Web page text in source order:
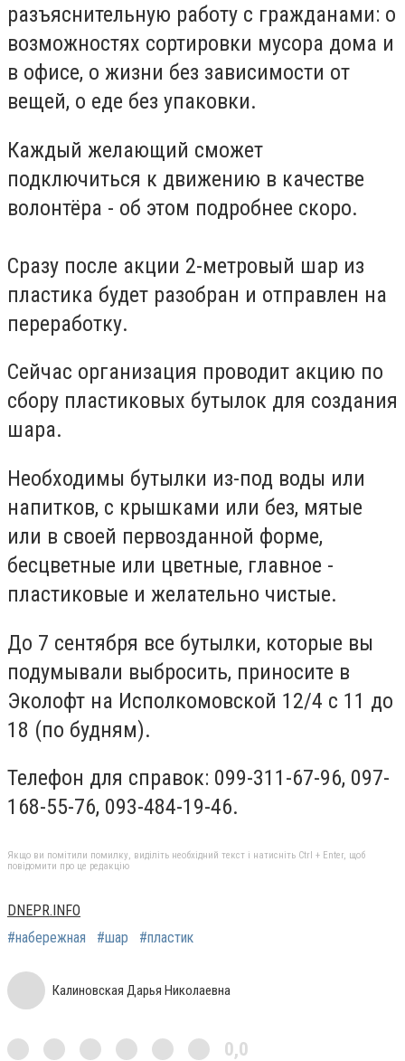
разъяснительную работу с гражданами: о
возможностях сортировки мусора дома и
в офисе, о жизни без зависимости от
вещей, о еде без упаковки.
Каждый желающий сможет
подключиться к движению в качестве
волонтёра - об этом подробнее скоро.
Сразу после акции 2-метровый шар из
пластика будет разобран и отправлен на
переработку.
Сейчас организация проводит акцию по
сбору пластиковых бутылок для создания
шара.
Необходимы бутылки из-под воды или
напитков, с крышками или без, мятые
или в своей первозданной форме,
бесцветные или цветные, главное -
пластиковые и желательно чистые.
До 7 сентября все бутылки, которые вы
подумывали выбросить, приносите в
Эколофт на Исполкомовской 12/4 с 11 до
18 (по будням).
Телефон для справок: 099-311-67-96, 097-
168-55-76, 093-484-19-46.
Якщо ви помітили помилку, виділіть необхідний текст і натисніть Ctrl + Enter, щоб
повідомити про це редакцію
DNEPR.INFO
#набережная
#шар #пластик
Калиновская Дарья Николаевна
0,0